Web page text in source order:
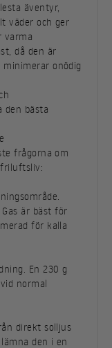
äventyr,
väder och ger
varma
då den är
onödig
den bästa
frågorna om
friluftsliv:
är bäst för
för kalla
En 230 g
normal
direkt solljus
den i en